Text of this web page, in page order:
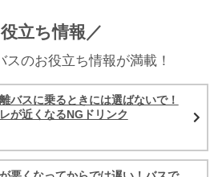
立ち情報／
スのお役立ち情報が満載！
バスに乗るときには選ばないで！
レが近くなるNGドリンク